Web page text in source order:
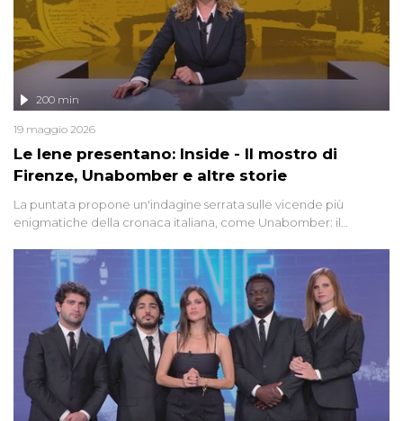
Le Iene presentano: Inside - Il mostro di
Firenze, Unabomber e altre storie
200 min
19 maggio 2026
La puntata propone un'indagine serrata sulle vicende più
enigmatiche della cronaca italiana, come Unabomber: il
'90 e il 2000 che, inquietantemente, potrebbe essere ancora in
libertà. Lo speciale affronta inoltre le zone d'ombra sul Mostro di
Firenze, le cui responsabilità appaiono ancora oggi avvolte in un
groviglio di dubbi mai chiariti. Nel corso dello speciale anche
l'intervista inedita a Olindo Romano, realizzata ne...